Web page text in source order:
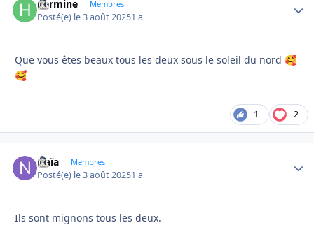
hermine Membres
Posté(e) le 3 août 20251 a
Que vous êtes beaux tous les deux sous le soleil du nord 🥰
🥰
1 2
Naïa Membres
Posté(e) le 3 août 20251 a
Ils sont mignons tous les deux.